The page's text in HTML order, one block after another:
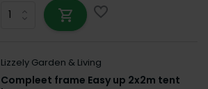
Lizzely Garden & Living
Compleet frame Easy up 2x2m tent